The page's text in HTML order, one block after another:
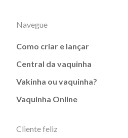
Navegue
Como criar e lançar
Central da vaquinha
Vakinha ou vaquinha?
Vaquinha Online
Cliente feliz